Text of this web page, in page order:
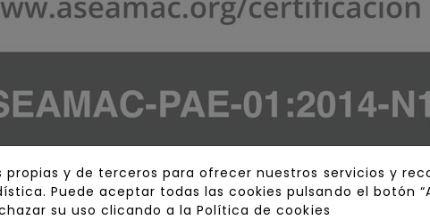
propias y de terceros para ofrecer nuestros servicios y
Puede aceptar todas las cookies pulsando el botón
su uso clicando a laPolítica de cookies